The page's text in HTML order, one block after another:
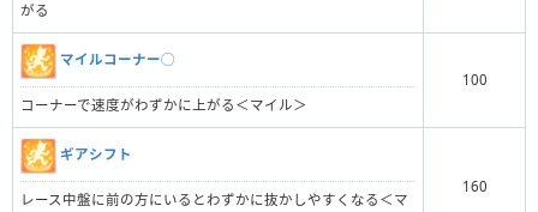
がる
マイルコーナー◯
コーナーで速度がわずかに上がる＜マイル＞
100
ギアシフト
レース中盤に前の方にいるとわずかに抜かしやすくなる＜マ
160